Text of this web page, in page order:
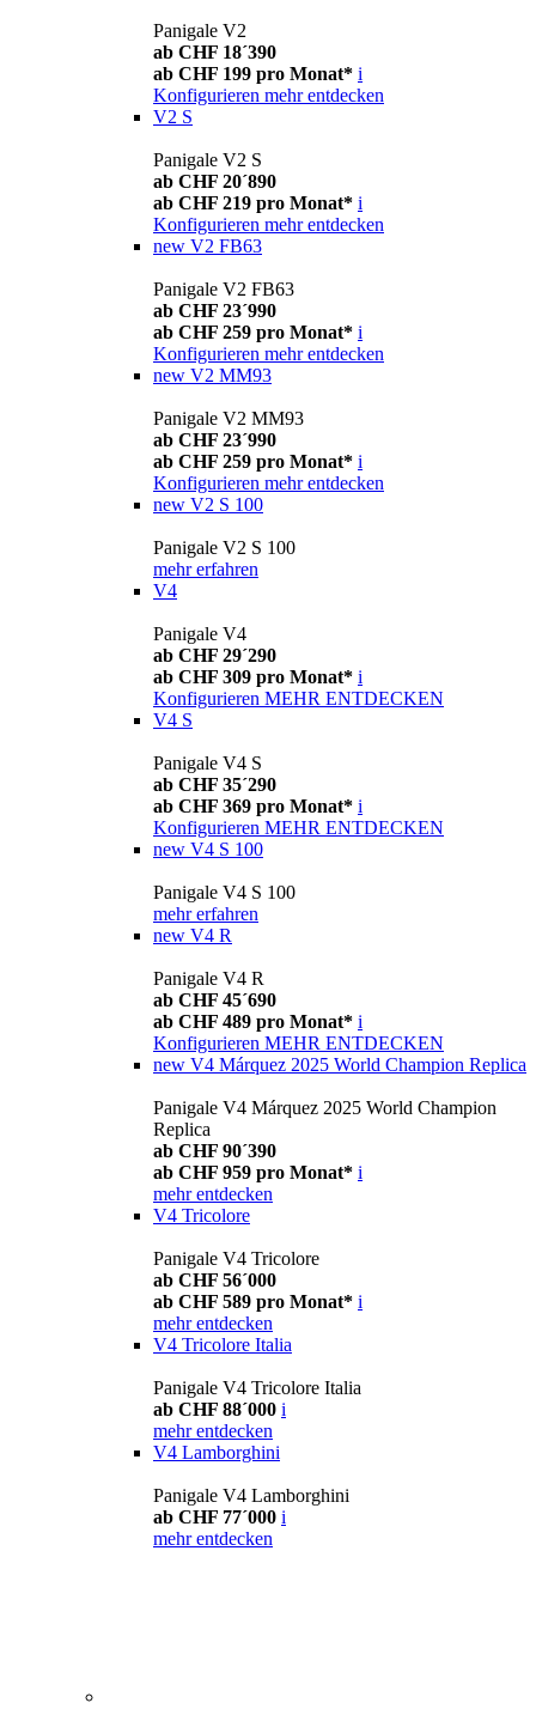
Panigale V2
ab CHF 18´390
ab CHF 199 pro Monat* i
Konfigurieren mehr entdecken
V2 S
Panigale V2 S
ab CHF 20´890
ab CHF 219 pro Monat* i
Konfigurieren mehr entdecken
new V2 FB63
Panigale V2 FB63
ab CHF 23´990
ab CHF 259 pro Monat* i
Konfigurieren mehr entdecken
new V2 MM93
Panigale V2 MM93
ab CHF 23´990
ab CHF 259 pro Monat* i
Konfigurieren mehr entdecken
new V2 S 100
Panigale V2 S 100
mehr erfahren
V4
Panigale V4
ab CHF 29´290
ab CHF 309 pro Monat* i
Konfigurieren MEHR ENTDECKEN
V4 S
Panigale V4 S
ab CHF 35´290
ab CHF 369 pro Monat* i
Konfigurieren MEHR ENTDECKEN
new V4 S 100
Panigale V4 S 100
mehr erfahren
new V4 R
Panigale V4 R
ab CHF 45´690
ab CHF 489 pro Monat* i
Konfigurieren MEHR ENTDECKEN
new V4 Márquez 2025 World Champion Replica
Panigale V4 Márquez 2025 World Champion
Replica
ab CHF 90´390
ab CHF 959 pro Monat* i
mehr entdecken
V4 Tricolore
Panigale V4 Tricolore
ab CHF 56´000
ab CHF 589 pro Monat* i
mehr entdecken
V4 Tricolore Italia
Panigale V4 Tricolore Italia
ab CHF 88´000 i
mehr entdecken
V4 Lamborghini
Panigale V4 Lamborghini
ab CHF 77´000 i
mehr entdecken